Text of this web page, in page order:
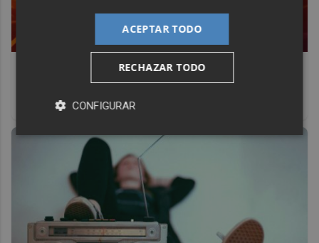
Un verdadero MMORPG de la vieja escuela ¡Cómo los de
antes, pero mejor!
ACEPTAR TODO
RECHAZAR TODO
CONFIGURAR